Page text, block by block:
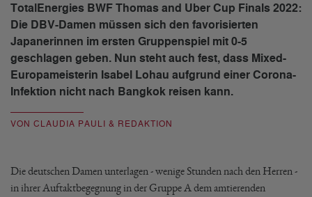
TotalEnergies BWF Thomas and Uber Cup Finals 2022:
Die DBV-Damen müssen sich den favorisierten
Japanerinnen im ersten Gruppenspiel mit 0-5
geschlagen geben. Nun steht auch fest, dass Mixed-
Europameisterin Isabel Lohau aufgrund einer Corona-
Infektion nicht nach Bangkok reisen kann.
VON CLAUDIA PAULI & REDAKTION
Die deutschen Damen unterlagen - wenige Stunden nach den Herren -
in ihrer Auftaktbegegnung in der Gruppe A dem amtierenden